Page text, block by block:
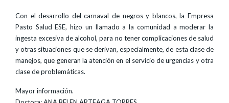
Con el desarrollo del carnaval de negros y blancos, la Empresa
Pasto Salud ESE, hizo un llamado a la comunidad a moderar la
ingesta excesiva de alcohol, para no tener complicaciones de salud
y otras situaciones que se derivan, especialmente, de esta clase de
manejos, que generan la atención en el servicio de urgencias y otra
clase de problemáticas.
Mayor información.